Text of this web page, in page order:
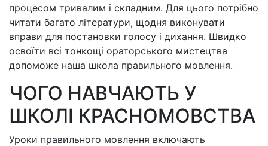
процесом тривалим і складним. Для цього потрібно
читати багато літератури, щодня виконувати
вправи для постановки голосу і дихання. Швидко
освоїти всі тонкощі ораторського мистецтва
допоможе наша школа правильного мовлення.
ЧОГО НАВЧАЮТЬ У
ШКОЛІ КРАСНОМОВСТВА
Уроки правильного мовлення включають